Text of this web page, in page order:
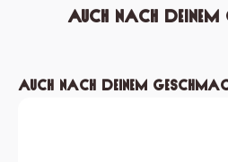
Auch nach deinem
Produktgalerie überspringen
Auch nach deinem